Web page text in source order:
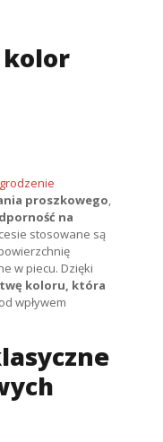
proszkowego
na
stosowane są
w piecu. Dzięki
koloru, która
wpływem